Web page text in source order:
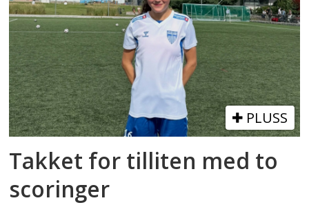
PLUSS
Takket for tilliten med to
scoringer